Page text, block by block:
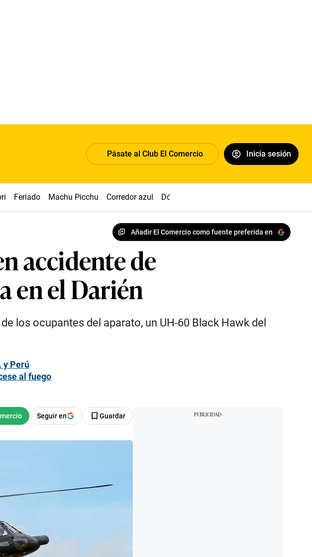
Pásate al Club El Comercio Inicia sesión
Feriado Machu Picchu Corredor azul Dólar
Añadir El Comercio como fuente preferida en
accidente de
en el Darién
los ocupantes del aparato, un UH-60 Black Hawk del
y Perú
al fuego
Seguir en Guardar